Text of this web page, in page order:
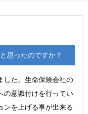
思ったのですか？
した。生命保険会社の
の意識付けを行ってい
ンを上げる事が出来る